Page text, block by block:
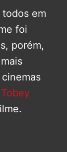
em
foi
porém,
Tobey